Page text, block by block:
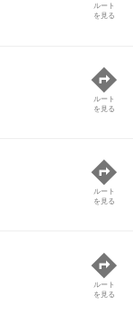
ルート
を見る
ルート
を見る
ルート
を見る
ルート
を見る